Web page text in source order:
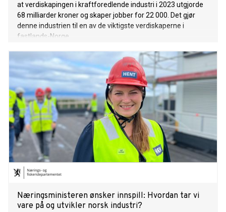
at verdiskapingen i kraftforedlende industri i 2023 utgjorde
68 milliarder kroner og skaper jobber for 22 000. Det gjør
denne industrien til en av de viktigste verdiskaperne i
fastlands-Norge.
Næringsministeren ønsker innspill: Hvordan tar vi
vare på og utvikler norsk industri?